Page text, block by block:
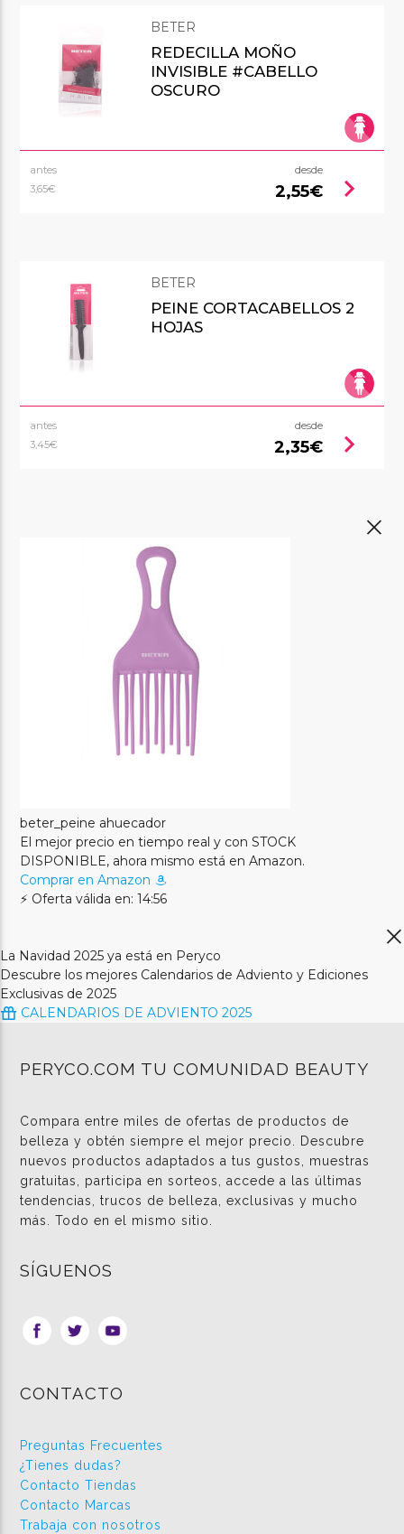
BETER
REDECILLA MOÑO
INVISIBLE #CABELLO
OSCURO
antes
3,65€
desde
2,55€ chevron_right
BETER
PEINE CORTACABELLOS 2
HOJAS
antes
3,45€
desde
2,35€ chevron_right
beter_peine ahuecador
El mejor precio en tiempo real y con STOCK
DISPONIBLE, ahora mismo está en Amazon.
Comprar en Amazon
⚡ Oferta válida en: 14:56
La Navidad 2025 ya está en Peryco
Descubre los mejores Calendarios de Adviento y Ediciones
Exclusivas de 2025
CALENDARIOS DE ADVIENTO 2025
PERYCO.COM TU COMUNIDAD BEAUTY
Compara entre miles de ofertas de productos de
belleza y obtén siempre el mejor precio. Descubre
nuevos productos adaptados a tus gustos, muestras
gratuitas, participa en sorteos, accede a las últimas
tendencias, trucos de belleza, exclusivas y mucho
más. Todo en el mismo sitio.
SÍGUENOS
CONTACTO
Preguntas Frecuentes
¿Tienes dudas?
Contacto Tiendas
Contacto Marcas
Trabaja con nosotros